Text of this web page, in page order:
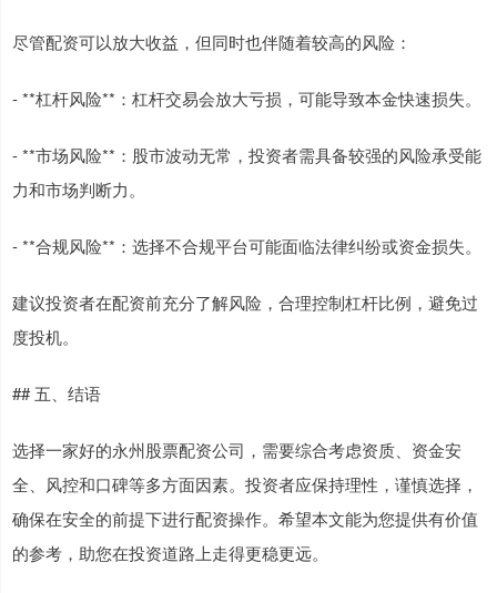
尽管配资可以放大收益，但同时也伴随着较高的风险：
- **杠杆风险**：杠杆交易会放大亏损，可能导致本金快速损失。
- **市场风险**：股市波动无常，投资者需具备较强的风险承受能
力和市场判断力。
- **合规风险**：选择不合规平台可能面临法律纠纷或资金损失。
建议投资者在配资前充分了解风险，合理控制杠杆比例，避免过
度投机。
## 五、结语
选择一家好的永州股票配资公司，需要综合考虑资质、资金安
全、风控和口碑等多方面因素。投资者应保持理性，谨慎选择，
确保在安全的前提下进行配资操作。希望本文能为您提供有价值
的参考，助您在投资道路上走得更稳更远。